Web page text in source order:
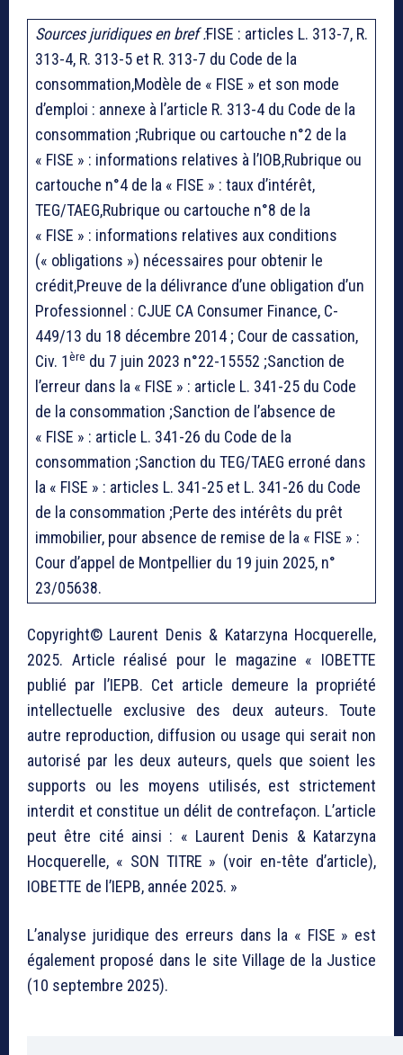
Sources juridiques en bref :FISE : articles L. 313-7, R.
313-4, R. 313-5 et R. 313-7 du Code de la
consommation,Modèle de « FISE » et son mode
d’emploi : annexe à l’article R. 313-4 du Code de la
consommation ;Rubrique ou cartouche n°2 de la
« FISE » : informations relatives à l’IOB,Rubrique ou
cartouche n°4 de la « FISE » : taux d’intérêt,
TEG/TAEG,Rubrique ou cartouche n°8 de la
« FISE » : informations relatives aux conditions
(« obligations ») nécessaires pour obtenir le
crédit,Preuve de la délivrance d’une obligation d’un
Professionnel : CJUE CA Consumer Finance, C-
449/13 du 18 décembre 2014 ; Cour de cassation,
Civ. 1ère du 7 juin 2023 n°22-15552 ;Sanction de
l’erreur dans la « FISE » : article L. 341-25 du Code
de la consommation ;Sanction de l’absence de
« FISE » : article L. 341-26 du Code de la
consommation ;Sanction du TEG/TAEG erroné dans
la « FISE » : articles L. 341-25 et L. 341-26 du Code
de la consommation ;Perte des intérêts du prêt
immobilier, pour absence de remise de la « FISE » :
Cour d’appel de Montpellier du 19 juin 2025, n°
23/05638.
Copyright© Laurent Denis & Katarzyna Hocquerelle,
2025. Article réalisé pour le magazine « IOBETTE
publié par l’IEPB. Cet article demeure la propriété
intellectuelle exclusive des deux auteurs. Toute
autre reproduction, diffusion ou usage qui serait non
autorisé par les deux auteurs, quels que soient les
supports ou les moyens utilisés, est strictement
interdit et constitue un délit de contrefaçon. L’article
peut être cité ainsi : « Laurent Denis & Katarzyna
Hocquerelle, « SON TITRE » (voir en-tête d’article),
IOBETTE de l’IEPB, année 2025. »
L’analyse juridique des erreurs dans la « FISE » est
également proposé dans le site Village de la Justice
(10 septembre 2025).